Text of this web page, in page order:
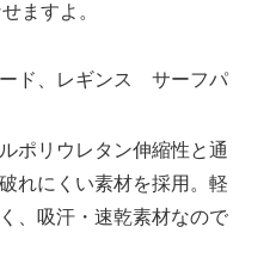
ますよ。
ド、レギンス サーフパ
ポリウレタン伸縮性と通
れにくい素材を採用。軽
、吸汗・速乾素材なので